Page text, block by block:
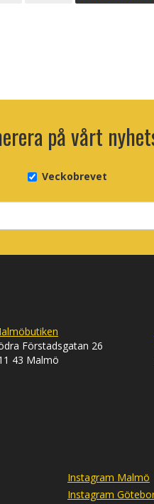
på vårt
Veckobrevet
Förstadsgatan 26
43 Malmö
Instagram Malmö
Instagram